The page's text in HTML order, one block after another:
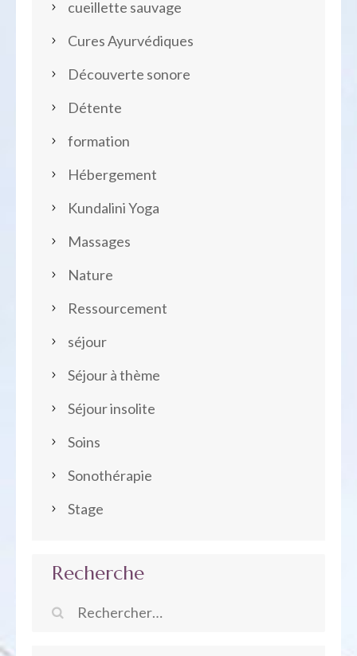
cueillette sauvage
Cures Ayurvédiques
Découverte sonore
Détente
formation
Hébergement
Kundalini Yoga
Massages
Nature
Ressourcement
séjour
Séjour à thème
Séjour insolite
Soins
Sonothérapie
Stage
Recherche
Rechercher :